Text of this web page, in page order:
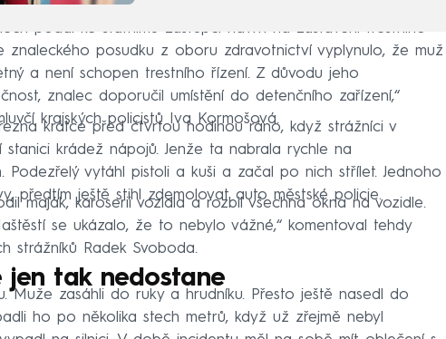
podal ke státnímu zástupci návrh na zastavení trestního
znaleckého posudku z oboru zdravotnictví vyplynulo, že muž
a není schopen trestního řízení. Z důvodu jeho
znalec doporučil umístění do detenčního zařízení,“
krajských policistů Iva Kormošová.
krátce před čtvrtou hodinou ráno, když strážníci v
stanici krádež nápojů. Jenže ta nabrala rychle na
Podezřelý vytáhl pistoli a kuši a začal po nich střílet. Jednoho
předtím ještě stihl zdemolovat auto městské policie.
maják, karoserii vozidla a rozbil všechna okna na vozidle.
se ukázalo, že to nebylo vážné,“ komentoval tehdy
strážníků Radek Svoboda.
jen tak nedostane
Muže zasáhli do ruky a hrudníku. Přesto ještě nasedl do
ho po několika stech metrů, když už zřejmě nebyl